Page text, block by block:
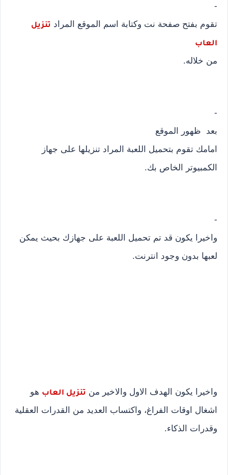
-
تقوم بفتح صفحة نت وكتابة اسم الموقع المراد تنزيل
العاب
من خلاله.
-
بعد ظهور الموقع
امامك تقوم بتحميل اللعبة المراد تنزيلها على جهاز
الكمبيوتر الخاص بك.
-
واخيرا يكون قد تم تحميل اللعبة على جهازك بحيث يمكن
لعبها بدون وجود انترنت.
واخيرا يكون الهدف الاول والاخير من تنزيل العاب هو
اشغال اوقات الفراغ، واكتساب العديد من القدرات العقلية
وقدرات الذكاء.